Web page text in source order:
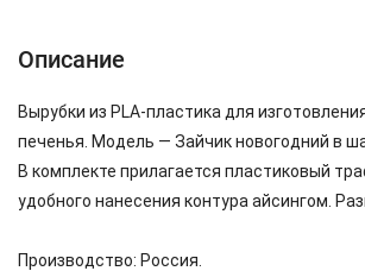
Описание
Вырубки из PLA-пластика для
печенья. Модель — Зайчик новогодний в
В комплекте прилагается пластиковый
удобного нанесения контура айсингом.
Производство: Россия.